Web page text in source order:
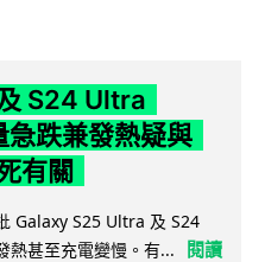
S24 Ultra
跌兼發熱疑與
有關
Galaxy S25 Ultra 及 S24
熱甚至充電變慢。有...
閱讀